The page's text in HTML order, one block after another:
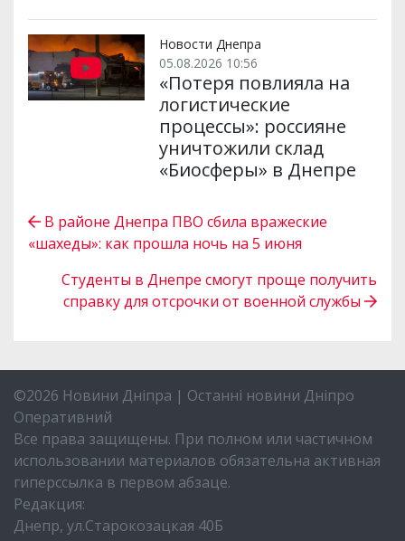
Новости Днепра
05.08.2026 10:56
«Потеря повлияла на
логистические
процессы»: россияне
уничтожили склад
«Биосферы» в Днепре
В районе Днепра ПВО сбила вражеские
«шахеды»: как прошла ночь на 5 июня
Студенты в Днепре смогут проще получить
справку для отсрочки от военной службы
©2026 Новини Дніпра | Останні новини Дніпро
Оперативний
Все права защищены. При полном или частичном
использовании материалов обязательна активная
гиперссылка в первом абзаце.
Редакция:
Днепр, ул.Старокозацкая 40Б